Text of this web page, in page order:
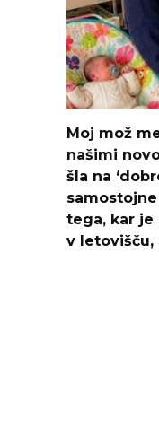
Moj mož
našimi
šla na
tega, kar je
v letovišču,